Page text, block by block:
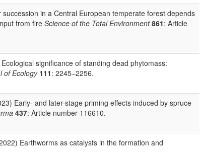
in a Central European temperate forest depends
from fire Science of the Total Environment 861: Article
significance of standing dead phytomass:
of Ecology 111: 2245–2256.
Early- and later-stage priming effects induced by spruce
437: Article number 116610.
Earthworms as catalysts in the formation and